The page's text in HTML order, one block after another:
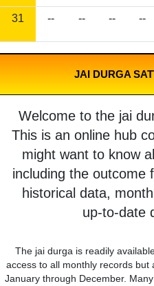
31 -- -- -- --
JAI DURGA
Welcome to the jai
This is an online hub
might want to know
including the outcome
historical data,
up-to-date
The jai durga is readily
access to all monthly records but
January through December.